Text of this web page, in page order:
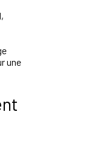
une